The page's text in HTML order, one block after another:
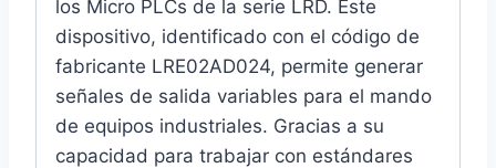
los Micro PLCs de la serie LRD. Este
dispositivo, identificado con el código de
fabricante LRE02AD024, permite generar
señales de salida variables para el mando
de equipos industriales. Gracias a su
capacidad para trabajar con estándares